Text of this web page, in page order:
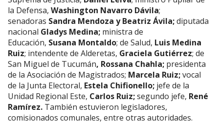
la Defensa, Washington Navarro Dávila;
senadoras Sandra Mendoza y Beatriz Ávila;diputada
nacional Gladys Medina; ministra de
Educación, Susana Montaldo; de Salud, Luis Medina
Ruiz; intendente de Alderetas, Graciela Gutiérrez; de
San Miguel de Tucumán, Rossana Chahla; presidenta
de la Asociación de Magistrados; Marcela Ruiz;vocal
de la Junta Electoral, Estela Chifionello; jefe de la
Unidad Regional Este, Carlos Ruiz;segundo jefe, René
Ramírez. También estuvieron legisladores,
comisionados comunales, entre otras autoridades.